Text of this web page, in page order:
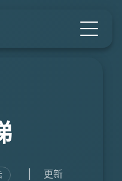
更新